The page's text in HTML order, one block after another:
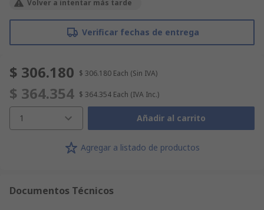
Volver a intentar más tarde
Verificar fechas de entrega
$ 306.180 $ 306.180 Each (Sin IVA)
$ 364.354 $ 364.354 Each (IVA Inc.)
1 Añadir al carrito
Agregar a listado de productos
Documentos Técnicos